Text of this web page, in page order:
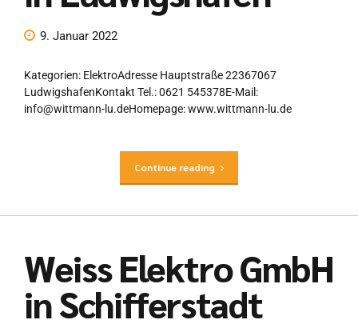
9. Januar 2022
Kategorien: ElektroAdresse Hauptstraße 22367067
LudwigshafenKontakt Tel.: 0621 545378E-Mail:
info@wittmann-lu.deHomepage: www.wittmann-lu.de
Continue reading
Weiss Elektro GmbH
in Schifferstadt